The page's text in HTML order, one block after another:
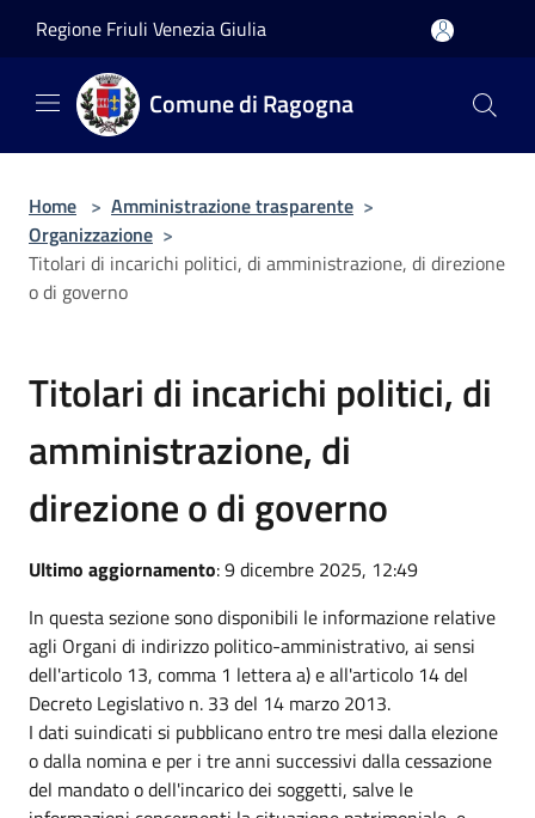
Regione Friuli Venezia Giulia
Comune di Ragogna
Home > Amministrazione trasparente >
Organizzazione >
Titolari di incarichi politici, di amministrazione, di direzione
o di governo
Titolari di incarichi politici, di
amministrazione, di
direzione o di governo
Ultimo aggiornamento: 9 dicembre 2025, 12:49
In questa sezione sono disponibili le informazione relative
agli Organi di indirizzo politico-amministrativo, ai sensi
dell'articolo 13, comma 1 lettera a) e all'articolo 14 del
Decreto Legislativo n. 33 del 14 marzo 2013.
I dati suindicati si pubblicano entro tre mesi dalla elezione
o dalla nomina e per i tre anni successivi dalla cessazione
del mandato o dell'incarico dei soggetti, salve le